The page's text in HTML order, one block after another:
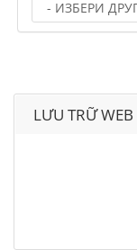
LƯU TRỮ